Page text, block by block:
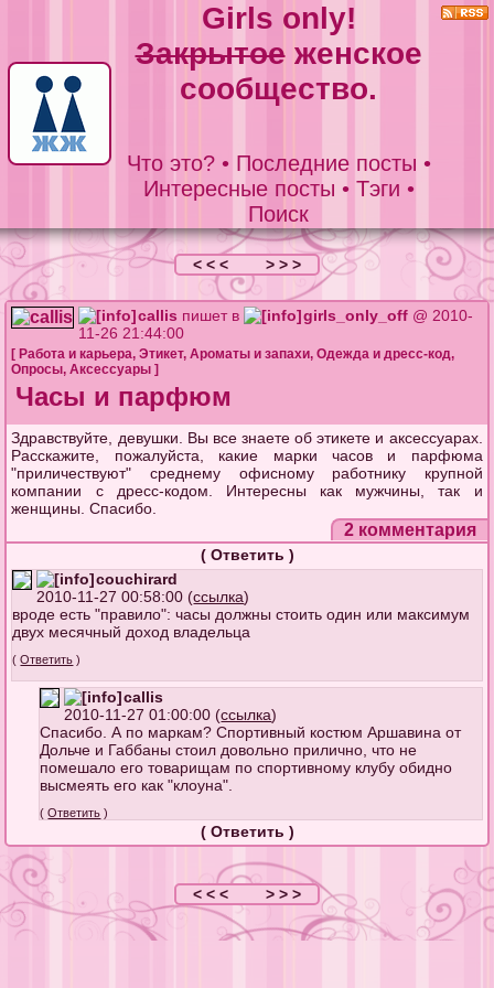
Girls only!
Закрытоеженское
сообщество.
Что это?• Последние посты •
Интересные посты • Тэги •
Поиск
< < < > > >
callis пишет в girls_only_off @ 2010-
11-26 21:44:00
[ Работа и карьера,Этикет,Ароматы и запахи,Одежда и дресс-код,
Опросы,Аксессуары ]
Часы и парфюм
Здравствуйте, девушки. Вы все знаете об этикете и аксессуарах.
Расскажите, пожалуйста, какие марки часов и парфюма
"приличествуют" среднему офисному работнику крупной
компании с дресс-кодом. Интересны как мужчины, так и
женщины. Спасибо.
2 комментария
( Ответить )
couchirard
2010-11-27 00:58:00 (ссылка)
вроде есть "правило": часы должны стоить один или максимум
двух месячный доход владельца
(Ответить )
callis
2010-11-27 01:00:00 (ссылка)
Спасибо. А по маркам? Спортивный костюм Аршавина от
Дольче и Габбаны стоил довольно прилично, что не
помешало его товарищам по спортивному клубу обидно
высмеять его как "клоуна".
(Ответить )
( Ответить )
< < < > > >